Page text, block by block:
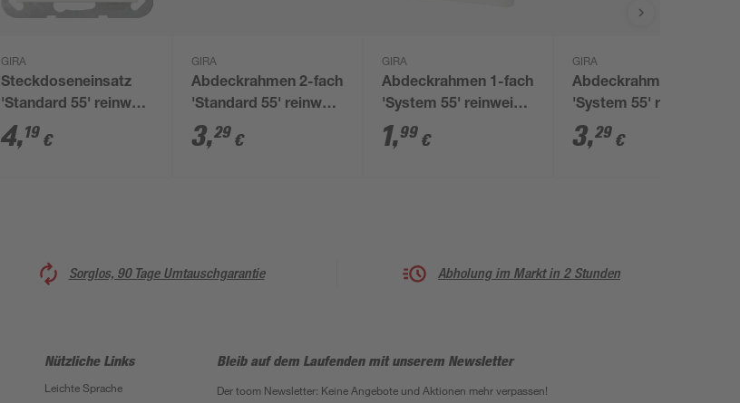
GIRA
Steckdoseneinsatz
'Standard 55' reinweiß
glänzend 7 x 7 cm
4,19 €
GIRA
Abdeckrahmen 2-fach
'Standard 55' reinweiß
glänzend
3,29 €
GIRA
Abdeckrahmen 1-fach
'System 55' reinweiß
matt
1,99 €
GIRA
Abdeckrahmen 2-fach
'System 55' reinweiß
matt
3,29 €
Sorglos, 90 Tage Umtauschgarantie Abholung im Markt in 2 Stunden
Nützliche Links
Leichte Sprache
Bleib auf dem Laufenden mit unserem Newsletter
Der toom Newsletter: Keine Angebote und Aktionen mehr verpassen!